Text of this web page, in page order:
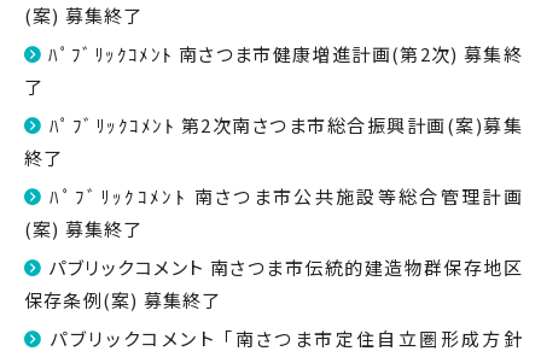
(案) 募集終了
ﾊﾟﾌﾞﾘｯｸｺﾒﾝﾄ 南さつま市健康増進計画(第2次) 募集終
了
ﾊﾟﾌﾞﾘｯｸｺﾒﾝﾄ 第2次南さつま市総合振興計画(案)募集
終了
ﾊﾟﾌﾞﾘｯｸｺﾒﾝﾄ 南さつま市公共施設等総合管理計画
(案) 募集終了
パブリックコメント 南さつま市伝統的建造物群保存地区
保存条例(案) 募集終了
パブリックコメント 「南さつま市定住自立圏形成方針